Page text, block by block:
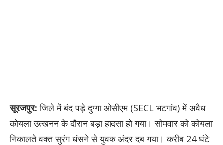
सूरजपुर: जिले में बंद पड़े दुग्गा ओसीएम (SECL भटगांव) में अवैध
कोयला उत्खनन के दौरान बड़ा हादसा हो गया। सोमवार को कोयला
निकालते वक्त सुरंग धंसने से युवक अंदर दब गया। करीब 24 घंटे